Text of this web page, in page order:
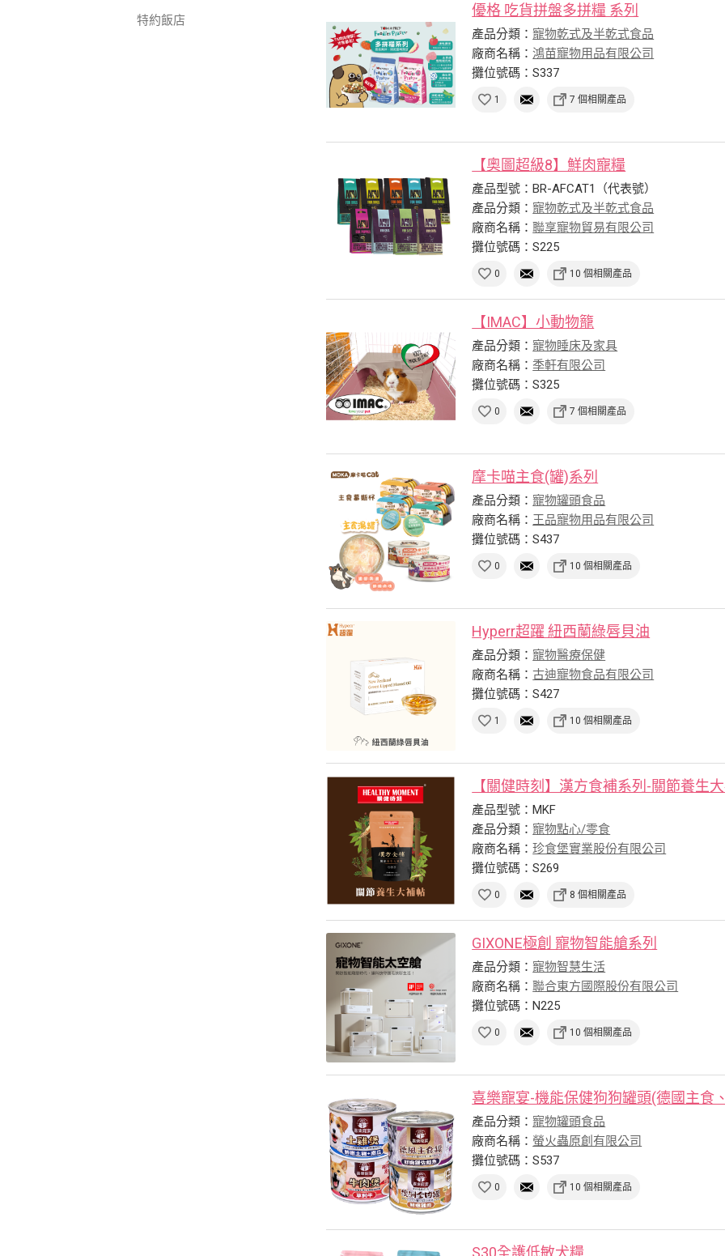
特約飯店
優格 吃貨拼盤多拼糧 系列
產品分類：寵物乾式及半乾式食品
廠商名稱：鴻苗寵物用品有限公司
攤位號碼：S337
1 7 個相關產品
【奧圖超級8】鮮肉寵糧
產品型號：BR-AFCAT1（代表號）
產品分類：寵物乾式及半乾式食品
廠商名稱：聯享寵物貿易有限公司
攤位號碼：S225
0 10 個相關產品
【IMAC】小動物籠
產品分類：寵物睡床及家具
廠商名稱： 季軒有限公司
攤位號碼：S325
0 7 個相關產品
摩卡喵主食(罐)系列
產品分類：寵物罐頭食品
廠商名稱： 王品寵物用品有限公司
攤位號碼：S437
0 10 個相關產品
Hyperr超躍 紐西蘭綠唇貝油
產品分類：寵物醫療保健
廠商名稱：古迪寵物食品有限公司
攤位號碼：S427
1 10 個相關產品
【關健時刻】漢方食補系列-關節養生
產品型號：MKF
產品分類：寵物點心/零食
廠商名稱：珍食堡實業股份有限公司
攤位號碼：S269
0 8 個相關產品
GIXONE極創 寵物智能艙系列
產品分類：寵物智慧生活
廠商名稱：聯合東方國際股份有限公司
攤位號碼：N225
0 10 個相關產品
喜樂寵宴-機能保健狗狗罐頭(德國主食
產品分類：寵物罐頭食品
廠商名稱： 螢火蟲原創有限公司
攤位號碼：S537
0 10 個相關產品
S30全護低敏犬糧